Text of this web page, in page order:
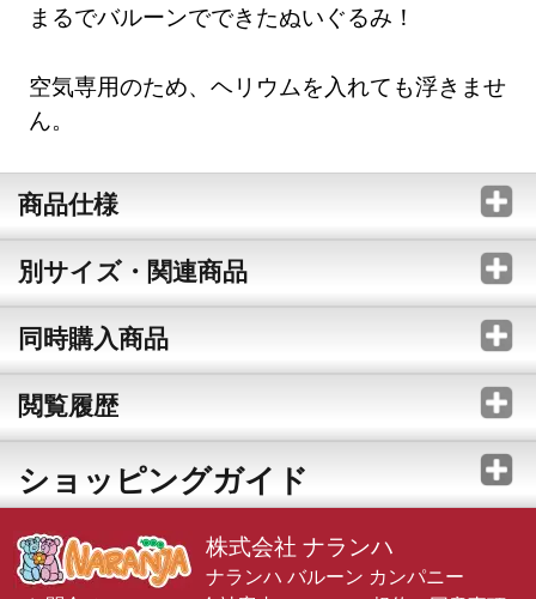
まるでバルーンでできたぬいぐるみ！
空気専用のため、ヘリウムを入れても浮きませ
ん。
商品仕様
別サイズ・関連商品
同時購入商品
閲覧履歴
ショッピングガイド
株式会社 ナランハ
ナランハ バルーン カンパニー